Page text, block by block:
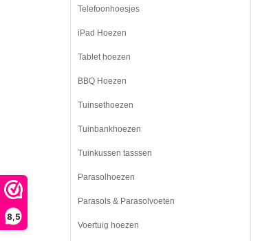
8,5
Telefoonhoesjes
iPad Hoezen
Tablet hoezen
BBQ Hoezen
Tuinsethoezen
Tuinbankhoezen
Tuinkussen tasssen
Parasolhoezen
Parasols & Parasolvoeten
Voertuig hoezen